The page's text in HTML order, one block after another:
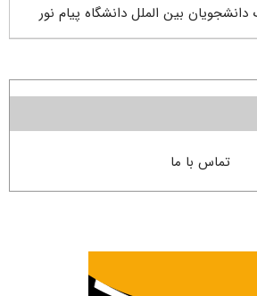
بین الملل دانشگاه پیام نور
تماس با ما